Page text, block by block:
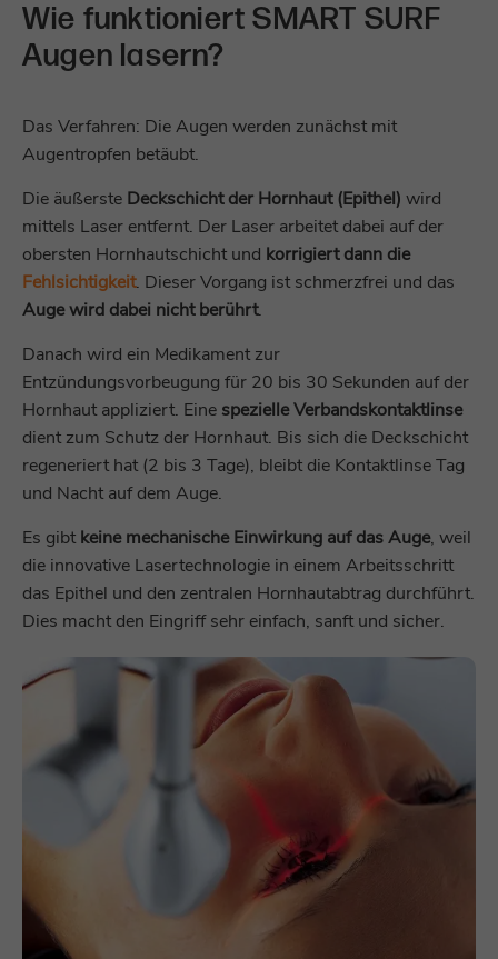
Wie funktioniert SMART SURF
Augen lasern?
Das Verfahren: Die Augen werden zunächst mit
Augentropfen betäubt.
Die äußerste Deckschicht der Hornhaut (Epithel) wird
mittels Laser entfernt. Der Laser arbeitet dabei auf der
obersten Hornhautschicht und korrigiert dann die
Fehlsichtigkeit. Dieser Vorgang ist schmerzfrei und das
Auge wird dabei nicht berührt.
Danach wird ein Medikament zur
Entzündungsvorbeugung für 20 bis 30 Sekunden auf der
Hornhaut appliziert. Eine spezielle Verbandskontaktlinse
dient zum Schutz der Hornhaut. Bis sich die Deckschicht
regeneriert hat (2 bis 3 Tage), bleibt die Kontaktlinse Tag
und Nacht auf dem Auge.
Es gibt keine mechanische Einwirkung auf das Auge, weil
die innovative Lasertechnologie in einem Arbeitsschritt
das Epithel und den zentralen Hornhautabtrag durchführt.
Dies macht den Eingriff sehr einfach, sanft und sicher.